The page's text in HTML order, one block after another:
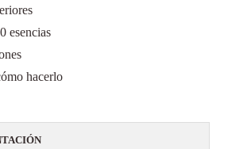
esencias
hacerlo